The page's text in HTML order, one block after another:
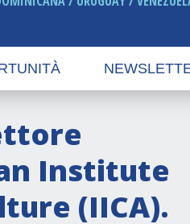
Institute
(IICA).